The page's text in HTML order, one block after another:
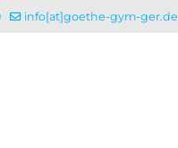
info[at]goethe-gym-ger.de